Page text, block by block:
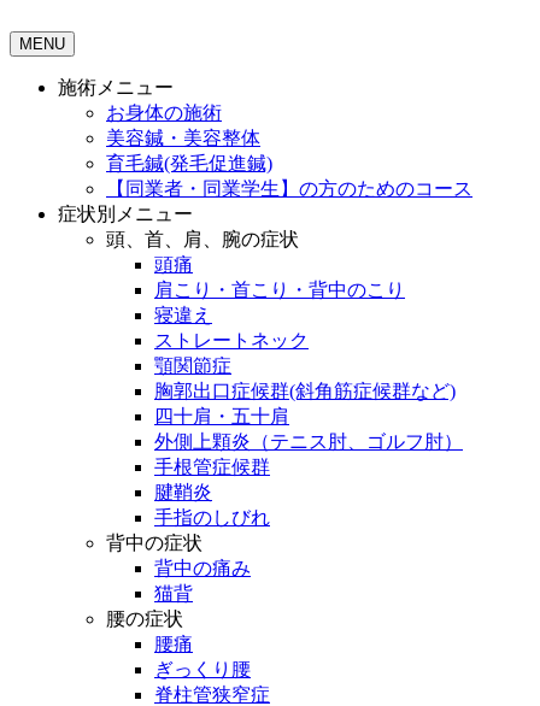
MENU
施術メニュー
お身体の施術
美容鍼・美容整体
育毛鍼(発毛促進鍼)
【同業者・同業学生】の方のためのコース
症状別メニュー
頭、首、肩、腕の症状
頭痛
肩こり・首こり・背中のこり
寝違え
ストレートネック
顎関節症
胸郭出口症候群(斜角筋症候群など)
四十肩・五十肩
外側上顆炎（テニス肘、ゴルフ肘）
手根管症候群
腱鞘炎
手指のしびれ
背中の症状
背中の痛み
猫背
腰の症状
腰痛
ぎっくり腰
脊柱管狭窄症